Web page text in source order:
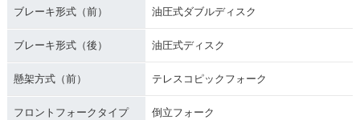
ブレーキ形式（前） 油圧式ダブルディスク
ブレーキ形式（後） 油圧式ディスク
懸架方式（前） テレスコピックフォーク
フロントフォークタイプ 倒立フォーク